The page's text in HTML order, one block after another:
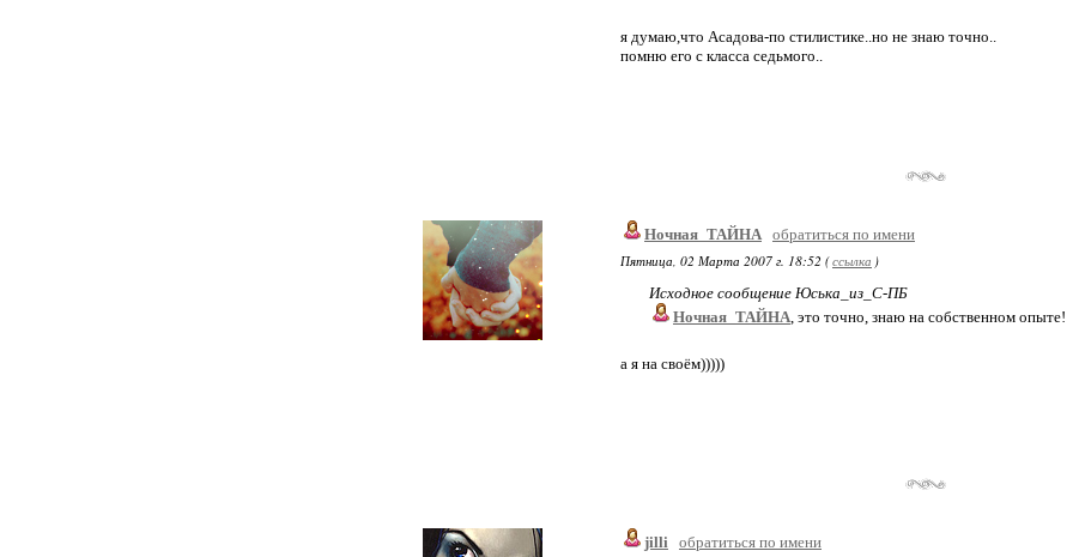
я думаю,что Асадова-по стилистике..но не знаю точно..
помню его с класса седьмого..
Ночная_ТАЙНА обратиться по имени
Пятница, 02 Марта 2007 г. 18:52 (ссылка )
Исходное сообщение Юська_из_С-ПБ
Ночная_ТАЙНА, это точно, знаю на собственном опыте!
а я на своём)))))
jilli обратиться по имени